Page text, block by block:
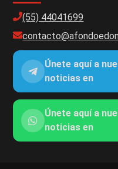
(55) 44041699
Únete aquí a
noticias en
Únete aquí a
noticias en